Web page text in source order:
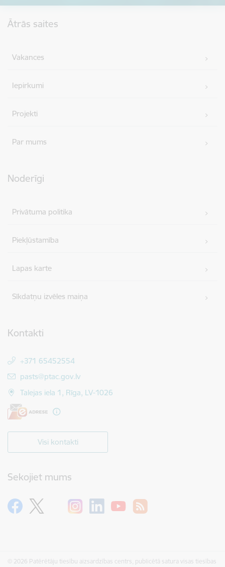
Ātrās saites
Vakances
Iepirkumi
Projekti
Par mums
Noderīgi
Privātuma politika
Piekļūstamība
Lapas karte
Sīkdatņu izvēles maiņa
Kontakti
+371 65452554
E-pasts:
pasts@ptac.gov.lv
Talejas iela 1, Rīga, LV-1026
Visi kontakti
Sekojiet mums
© 2026 Patērētāju tiesību aizsardzības centrs, publicētā satura visas tiesības